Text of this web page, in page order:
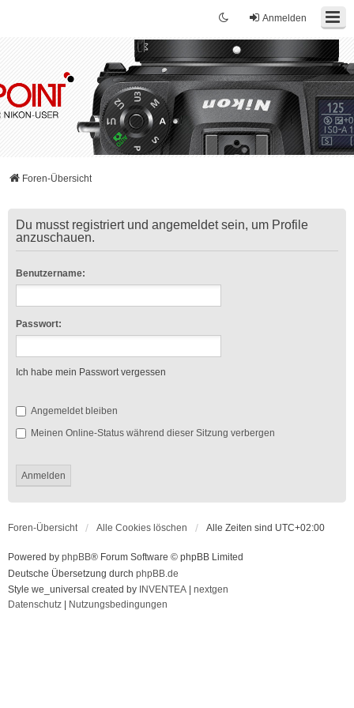
Anmelden
Foren-Übersicht
Du musst registriert und angemeldet sein, um Profile
anzuschauen.
Benutzername:
Passwort:
Ich habe mein Passwort vergessen
Angemeldet bleiben
Meinen Online-Status während dieser Sitzung verbergen
Foren-Übersicht Alle Cookies löschen Alle Zeiten sind UTC+02:00
Powered by phpBB® Forum Software © phpBB Limited
Deutsche Übersetzung durch phpBB.de
Style we_universal created by INVENTEA
nextgen
Datenschutz
Nutzungsbedingungen